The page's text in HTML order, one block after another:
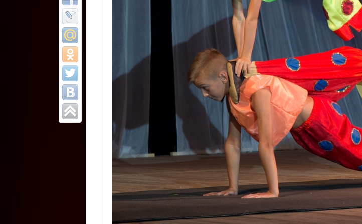
Финал Республиканского фестиваля
цирковых коллективов "Созвездие
Приднестровского цирка"
Участники фестиваля:
Образцовый эстрадно-цирковой коллектив «Ровесник» Дом
Протягайловка, г. Бендеры , руководитель Рогожинер Светлана
Народный цирковой клоунский коллектив «Шари-вари» МУ
досуговый центр «Шелковик» г.Бендеры, руководители Отличные
культуры Приднестровской Молдавской Республики Алёна
Олег Степанович Райлян;
Народный цирковой коллектив «Энтузиасты» Дома культуры
Григориопольского района, руководитель Отличный
Приднестровской Молдавской Республики Пётр Петрович Дижмару;
Народный цирковой коллектив «Сперанца» Дома культуры